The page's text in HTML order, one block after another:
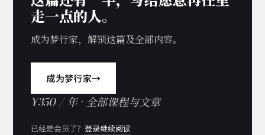
走一点的人。
成为梦行家，解锁这篇及全部内容。
成为梦行家→
¥350 / 年 · 全部课程与文章
已经是会员了？登录继续阅读